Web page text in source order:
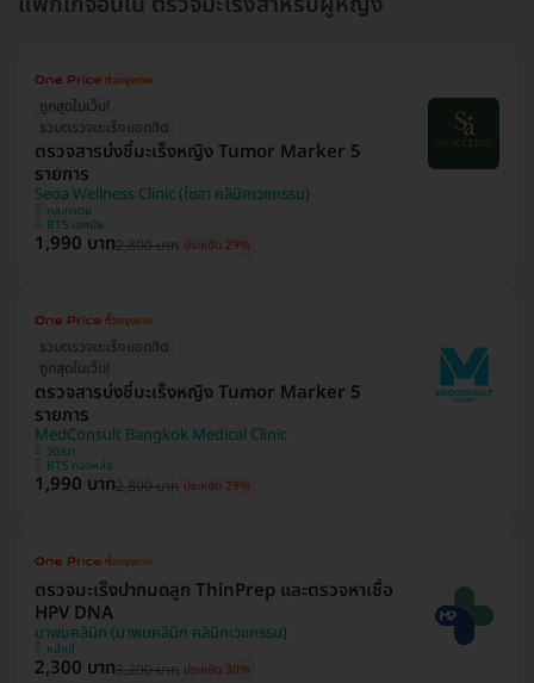
ถูกสุดในเว็บ!
รวมตรวจมะเร็งยอดฮิต
ตรวจสารบ่งชี้มะเร็งหญิง Tumor Marker 5
รายการ
Seoa Wellness Clinic (โซอา คลินิกเวชกรรม)
คลองเตย
BTS เอกมัย
1,990 บาท2,800 บาท ประหยัด 29%
รวมตรวจมะเร็งยอดฮิต
ถูกสุดในเว็บ!
ตรวจสารบ่งชี้มะเร็งหญิง Tumor Marker 5
รายการ
MedConsult Bangkok Medical Clinic
วัฒนา
BTS ทองหล่อ
1,990 บาท2,800 บาท ประหยัด 29%
ตรวจมะเร็งปากมดลูก ThinPrep และตรวจหาเชื้อ
HPV DNA
มาพบคลินิก (มาพบคลินิก คลินิกเวชกรรม)
หลักสี่
2,300 บาท3,290 บาท ประหยัด 30%